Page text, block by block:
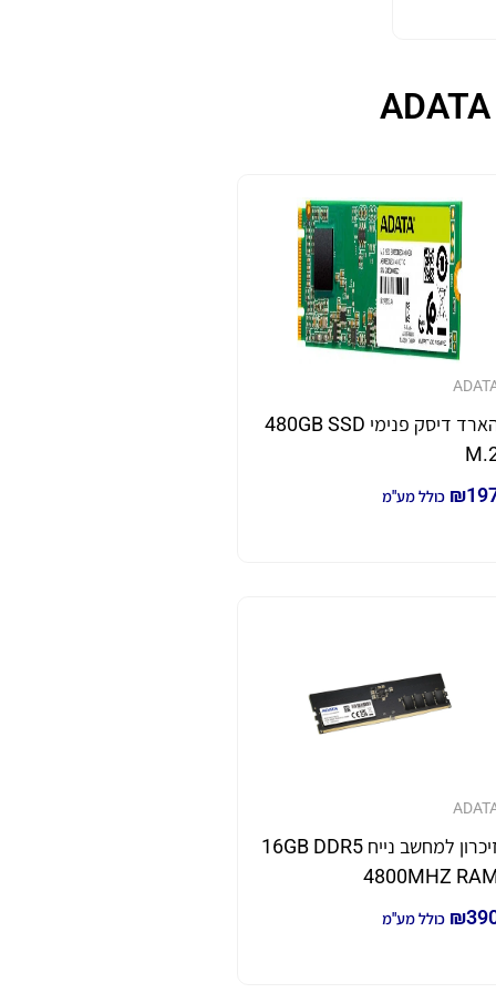
הארד דיסק פנימי 480GB SSD
₪ כולל מע"מ
זיכרון למחשב נייח 16GB DDR5
4800MHZ
₪ כולל מע"מ